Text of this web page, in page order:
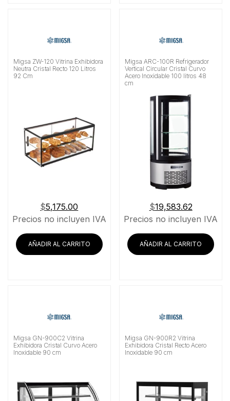
Migsa ZW-120 Vitrina Exhibidora
Neutra Cristal Recto 120 Litros
92 Cm
$5,175.00
Precios no incluyen IVA
AÑADIR AL CARRITO
Migsa ARC-100R Refrigerador
Vertical Circular Cristal Curvo
Acero Inoxidable 100 litros 48
cm
$19,583.62
Precios no incluyen IVA
AÑADIR AL CARRITO
Migsa GN-900C2 Vitrina
Exhibidora Cristal Curvo Acero
Inoxidable 90 cm
Migsa GN-900R2 Vitrina
Exhibidora Cristal Recto Acero
Inoxidable 90 cm